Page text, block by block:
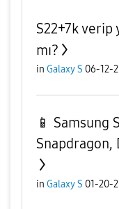
S22+7k verip
mı?
in Galaxy S 06-12-
📱 Samsung
Snapdragon,
in Galaxy S 01-20-